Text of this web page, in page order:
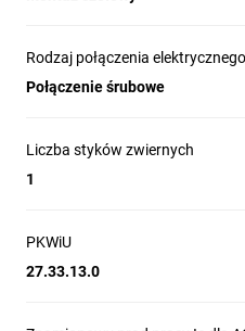
Sygnalizacja pozycji
Realizacja blokad i
sterowniczych.
nadzoru.
Modernizacja lub
Rodzaj połączenia elektrycznego
Połączenie śrubowe
Liczba styków zwiernych
1
PKWiU
27.33.13.0